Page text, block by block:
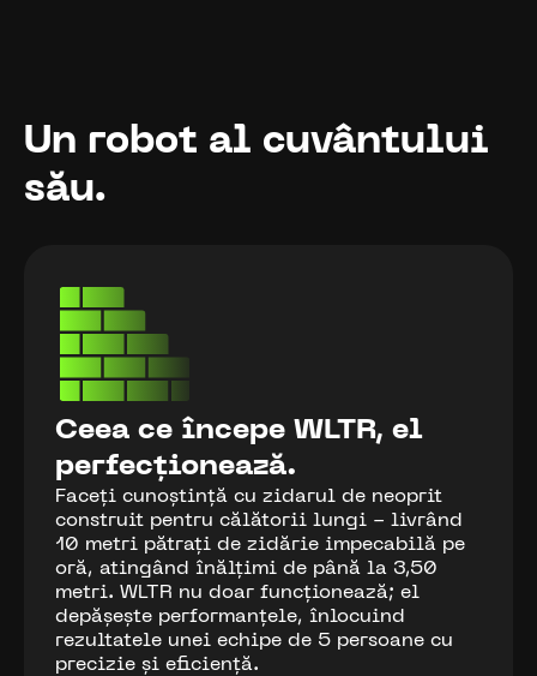
Un robot al cuvântului
său.
Ceea ce începe WLTR, el
perfecționează.
Faceți cunoștință cu zidarul de neoprit
construit pentru călătorii lungi - livrând
10 metri pătrați de zidărie impecabilă pe
oră, atingând înălțimi de până la 3,50
metri. WLTR nu doar funcționează; el
depășește performanțele, înlocuind
rezultatele unei echipe de 5 persoane cu
precizie și eficiență.